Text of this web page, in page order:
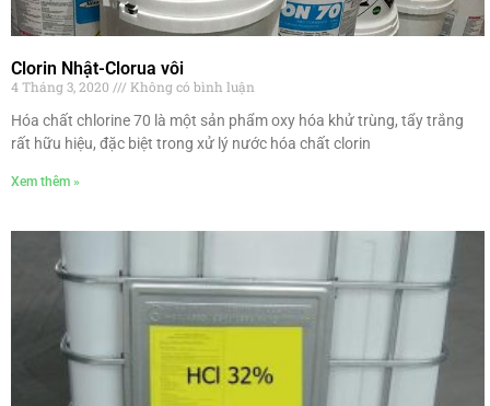
Clorin Nhật-Clorua vôi
4 Tháng 3, 2020
Không có bình luận
Hóa chất chlorine 70 là một sản phẩm oxy hóa khử trùng, tẩy trắng
rất hữu hiệu, đặc biệt trong xử lý nước hóa chất clorin
Xem thêm »